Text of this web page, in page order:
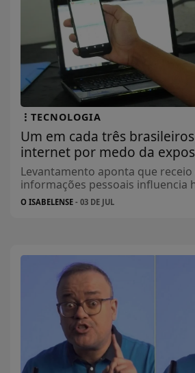
TECNOLOGIA
Um em cada três
internet por medo da
Levantamento aponta que
informações pessoais influencia
O ISABELENSE - 03 DE JUL